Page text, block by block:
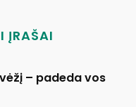
ĮRAŠAI
– padeda vos